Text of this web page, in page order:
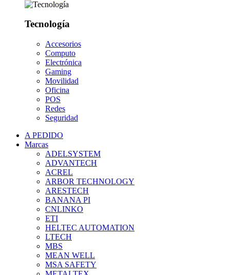
Tecnología
Accesorios
Computo
Electrónica
Gaming
Movilidad
Oficina
POS
Redes
Seguridad
A PEDIDO
Marcas
ADELSYSTEM
ADVANTECH
ACREL
ARBOR TECHNOLOGY
ARESTECH
BANANA PI
CNLINKO
ETI
HELTEC AUTOMATION
LTECH
MBS
MEAN WELL
MSA SAFETY